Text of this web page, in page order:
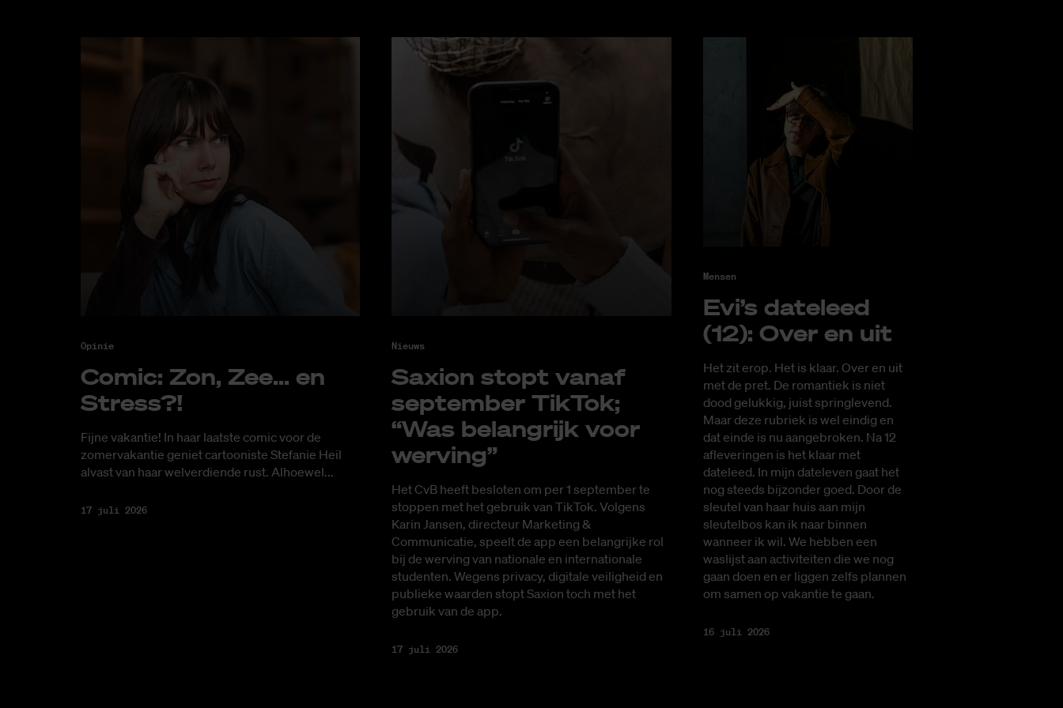
Opinie
Co­mic: Zon, Zee... en
Stress?!
Fijne vakantie! In haar laatste comic voor de
zomervakantie geniet cartooniste Stefanie Heil
alvast van haar welverdiende rust. Alhoewel...
17 juli 2026
Nieuws
Saxi­on stopt van­af
sep­tem­ber Tik­Tok;
“Was be­lang­rijk voor
wer­ving”
Het CvB heeft besloten om per 1 september te
stoppen met het gebruik van TikTok. Volgens
Karin Jansen, directeur Marketing &
Communicatie, speelt de app een belangrijke rol
bij de werving van nationale en internationale
studenten. Wegens privacy, digitale veiligheid en
publieke waarden stopt Saxion toch met het
gebruik van de app.
17 juli 2026
Mensen
Evi’s da­te­leed
(12): Over en uit
Het zit erop. Het is klaar. Over en uit
met de pret. De romantiek is niet
dood gelukkig, juist springlevend.
Maar deze rubriek is wel eindig en
dat einde is nu aangebroken. Na 12
afleveringen is het klaar met
dateleed. In mijn dateleven gaat het
nog steeds bijzonder goed. Door de
sleutel van haar huis aan mijn
sleutelbos kan ik naar binnen
wanneer ik wil. We hebben een
waslijst aan activiteiten die we nog
gaan doen en er liggen zelfs plannen
om samen op vakantie te gaan.
16 juli 2026